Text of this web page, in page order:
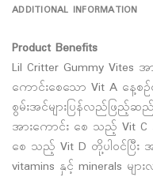
ADDITIONAL INFORMATION
Product Benefits
Lil Critter Gummy
ကောင်းစေသော Vit A နေ့
စွမ်းအင်များပြန်လည်ဖြည့်ဆ
အားကောင်း စေ သည့် Vit C
စေ သည့် Vit D တို့ပါဝင်ပြီး
vitamins နှင့် minerals မျာ